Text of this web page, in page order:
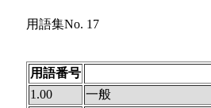
用語集No. 17
用語番号
1.00
一般